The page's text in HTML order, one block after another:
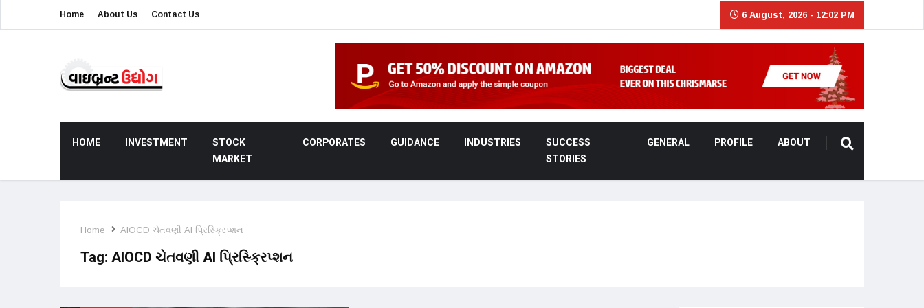
Home About Us Contact Us 6 August, 2026 - 12:02 PM
HOME INVESTMENT
STOCK
MARKET
CORPORATES GUIDANCE INDUSTRIES
SUCCESS
STORIES
GENERAL PROFILE ABOUT
Home AIOCD ચેતવણી AI પ્રિસ્ક્રિપ્શન
Tag: AIOCD ચેતવણી AI પ્રિસ્ક્રિપ્શન